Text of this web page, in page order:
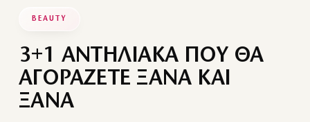
BEAUTY
3+1 ΑΝΤΗΛΙΑΚΑ ΠΟΥ ΘΑ
ΑΓΟΡΑΖΕΤΕ ΞΑΝΑ ΚΑΙ
ΞΑΝΑ